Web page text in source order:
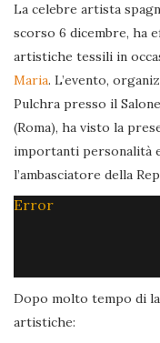
La celebre artista
scorso 6 dicembre, ha
artistiche tessili in
Maria. L’evento,
Pulchra presso il
(Roma), ha visto la
importanti personalità
l’ambasciatore della
Error
Dopo molto tempo di
artistiche: